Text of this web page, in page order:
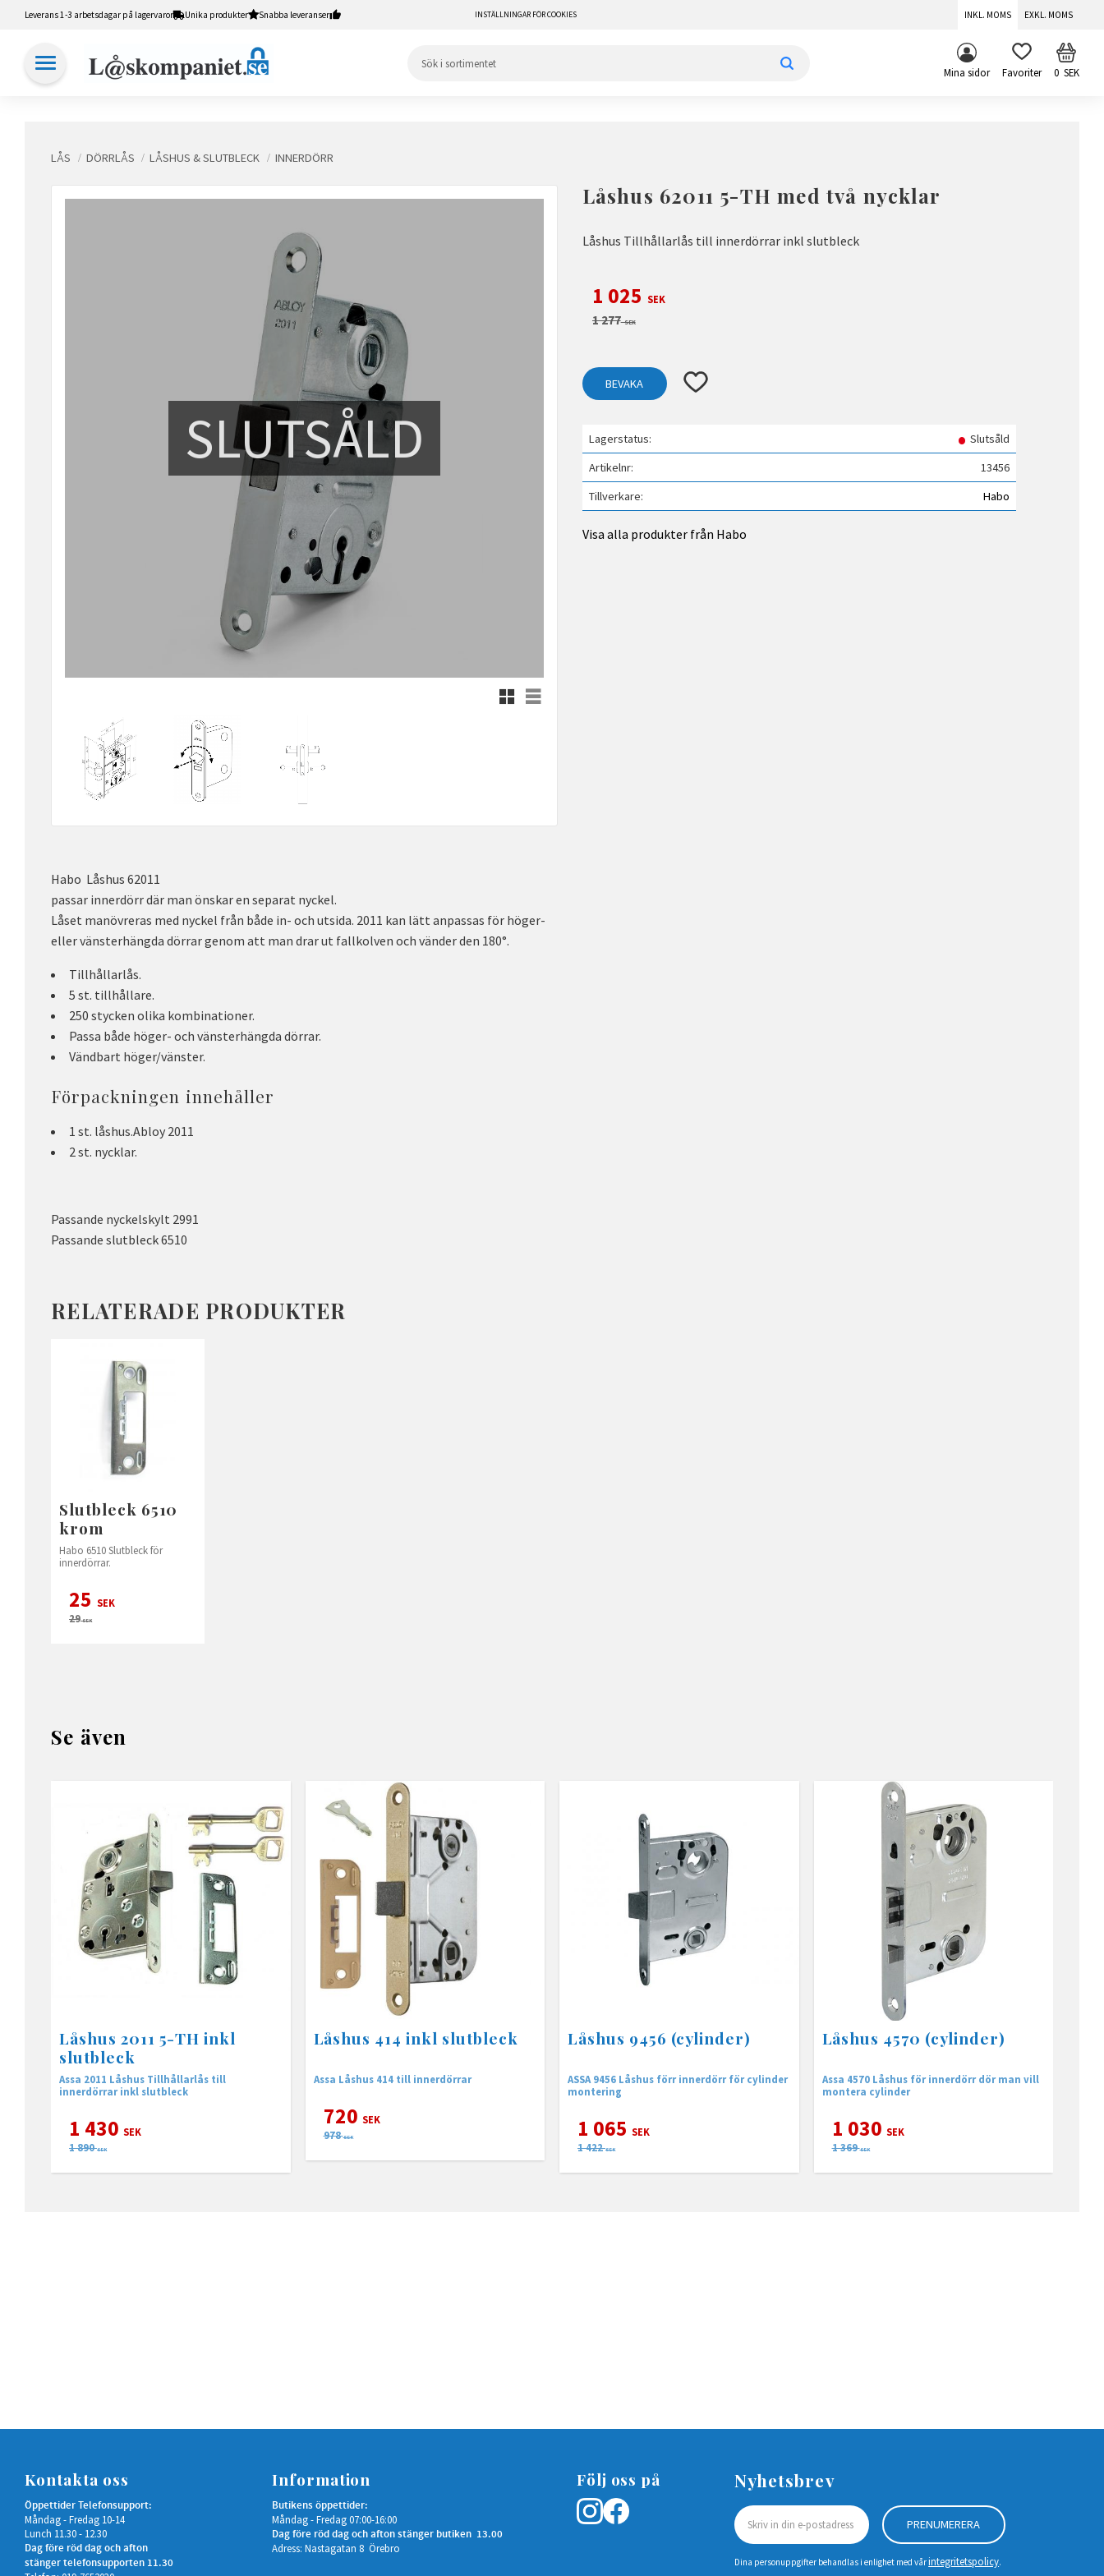
Leverans 1-3 arbetsdagar på lagervaror Unika produkter Snabba leveranser INSTÄLLNINGAR FÖR COOKIES INKL. MOMS EXKL. MOMS
Mina sidor FAVORITER 0SEK
LÅS DÖRRLÅS LÅSHUS & SLUTBLECK INNERDÖRR
Låshus 62011 5-TH med två nycklar
Låshus Tillhållarlås till innerdörrar inkl slutbleck
SLUTSÅLD
Rutnätsvy
Listvy
Nedsatt pris:
1 025 SEK
Ordinarie pris:
1 277SEK
Lägg till i favoriter
BEVAKA
Lagerstatus
Slutsåld
Artikelnr
13456
Tillverkare
Habo
Visa alla produkter från Habo
Habo Låshus 62011
passar innerdörr där man önskar en separat nyckel.
Låset manövreras med nyckel från både in- och utsida. 2011 kan lätt anpassas för höger-
eller vänsterhängda dörrar genom att man drar ut fallkolven och vänder den 180°.
Tillhållarlås.
5 st. tillhållare.
250 stycken olika kombinationer.
Passa både höger- och vänsterhängda dörrar.
Vändbart höger/vänster.
Förpackningen innehåller
1 st. låshus.Abloy 2011
2 st. nycklar.
Passande nyckelskylt 2991
Passande slutbleck 6510
RELATERADE PRODUKTER
Slutbleck 6510
krom
Habo 6510 Slutbleck för
innerdörrar.
25 SEK
29SEK
Se även
Låshus 2011 5-TH inkl
slutbleck
Assa 2011 Låshus Tillhållarlås till
innerdörrar inkl slutbleck
1 430 SEK
1 890 SEK
Låshus 414 inkl slutbleck
Assa Låshus 414 till innerdörrar
720 SEK
978 SEK
Låshus 9456 (cylinder)
ASSA 9456 Låshus förr innerdörr för cylinder
montering
1 065 SEK
1 422 SEK
Låshus 4570 (cylinder)
Assa 4570 Låshus för innerdörr dör man vill
montera cylinder
1 030 SEK
1 369 SEK
Kontakta oss
Öppettider Telefonsupport:
Måndag - Fredag 10-14
Lunch 11.30 - 12.30
Dag före röd dag och afton
stänger telefonsupporten 11.30
Information
Butikens öppettider:
Måndag - Fredag 07:00-16:00
Dag före röd dag och afton stänger butiken 13.00
Adress: Nastagatan 8 Örebro
Följ oss på Nyhetsbrev
PRENUMERERA
Dina personuppgifter behandlas i enlighet med vårintegritetspolicy.